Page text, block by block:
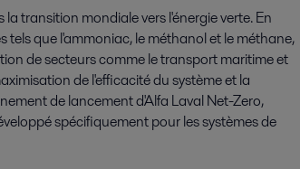
transition mondiale vers l'énergie verte. En
tels que l'ammoniac, le méthanol et le méthane,
de secteurs comme le transport maritime et
de l'efficacité du système et la
de lancement d'Alfa Laval Net-Zero,
spécifiquement pour les systèmes de